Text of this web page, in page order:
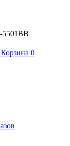
5501ВВ
Корзина 0